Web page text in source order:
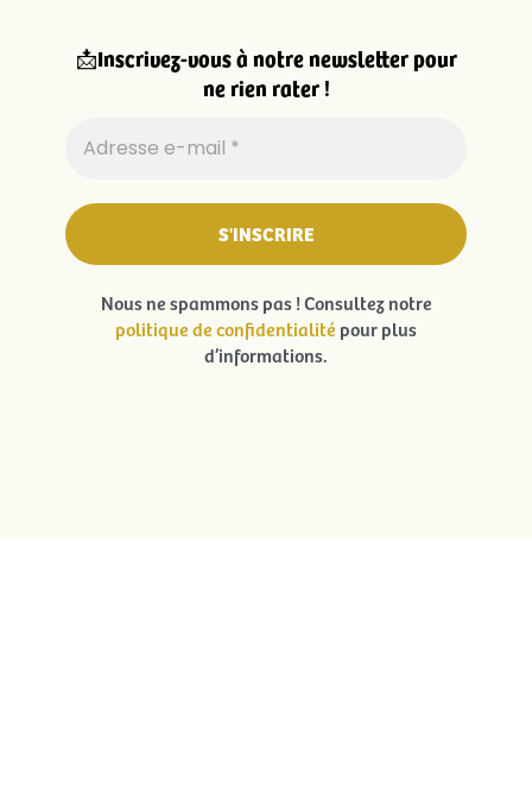
Agence 13ème étage–Mentions légales–Politique de confidentialité
– Partenariat